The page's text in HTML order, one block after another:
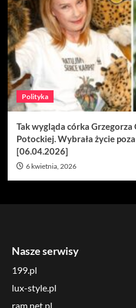
Polityka
Tak wygląda córka
Potockiej. Wybrała życie
[06.04.2026]
6 kwietnia, 2026
Nasze serwisy
199.pl
lux-style.pl
ram.net.pl